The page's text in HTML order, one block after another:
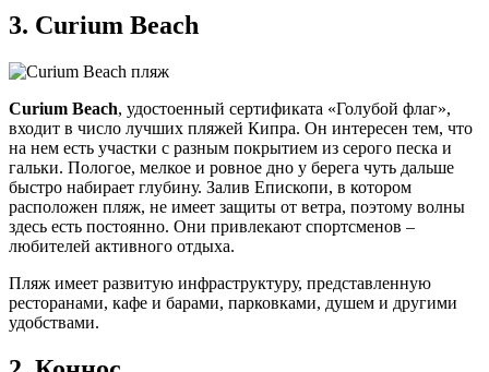
3. Curium Beach
Curium Beach, удостоенный сертификата «Голубой флаг»,
входит в число лучших пляжей Кипра. Он интересен тем, что
на нем есть участки с разным покрытием из серого песка и
гальки. Пологое, мелкое и ровное дно у берега чуть дальше
быстро набирает глубину. Залив Епископи, в котором
расположен пляж, не имеет защиты от ветра, поэтому волны
здесь есть постоянно. Они привлекают спортсменов –
любителей активного отдыха.
Пляж имеет развитую инфраструктуру, представленную
ресторанами, кафе и барами, парковками, душем и другими
удобствами.